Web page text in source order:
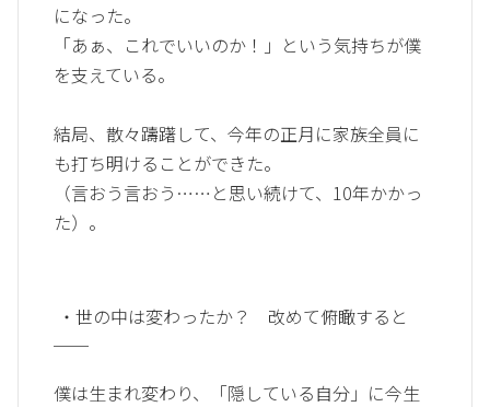
になった。
「あぁ、これでいいのか！」という気持ちが僕
を支えている。
結局、散々躊躇して、今年の正月に家族全員に
も打ち明けることができた。
（言おう言おう……と思い続けて、10年かかっ
た）。
・世の中は変わったか？ 改めて俯瞰すると
──
僕は生まれ変わり、「隠している自分」に今生